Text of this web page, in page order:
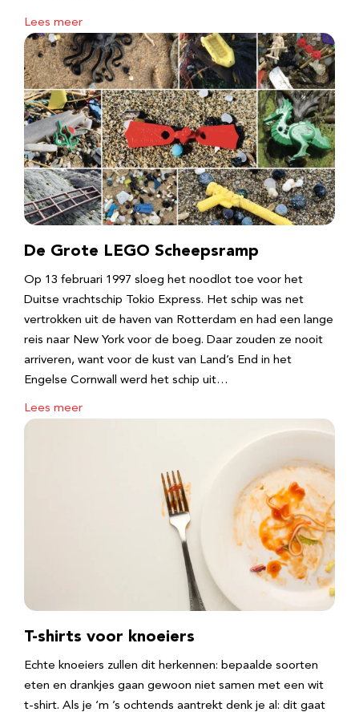
Lees meer
De Grote LEGO Scheepsramp
Op 13 februari 1997 sloeg het noodlot toe voor het
Duitse vrachtschip Tokio Express. Het schip was net
vertrokken uit de haven van Rotterdam en had een lange
reis naar New York voor de boeg. Daar zouden ze nooit
arriveren, want voor de kust van Land’s End in het
Engelse Cornwall werd het schip uit…
Lees meer
T-shirts voor knoeiers
Echte knoeiers zullen dit herkennen: bepaalde soorten
eten en drankjes gaan gewoon niet samen met een wit
t-shirt. Als je ‘m ’s ochtends aantrekt denk je al: dit gaat